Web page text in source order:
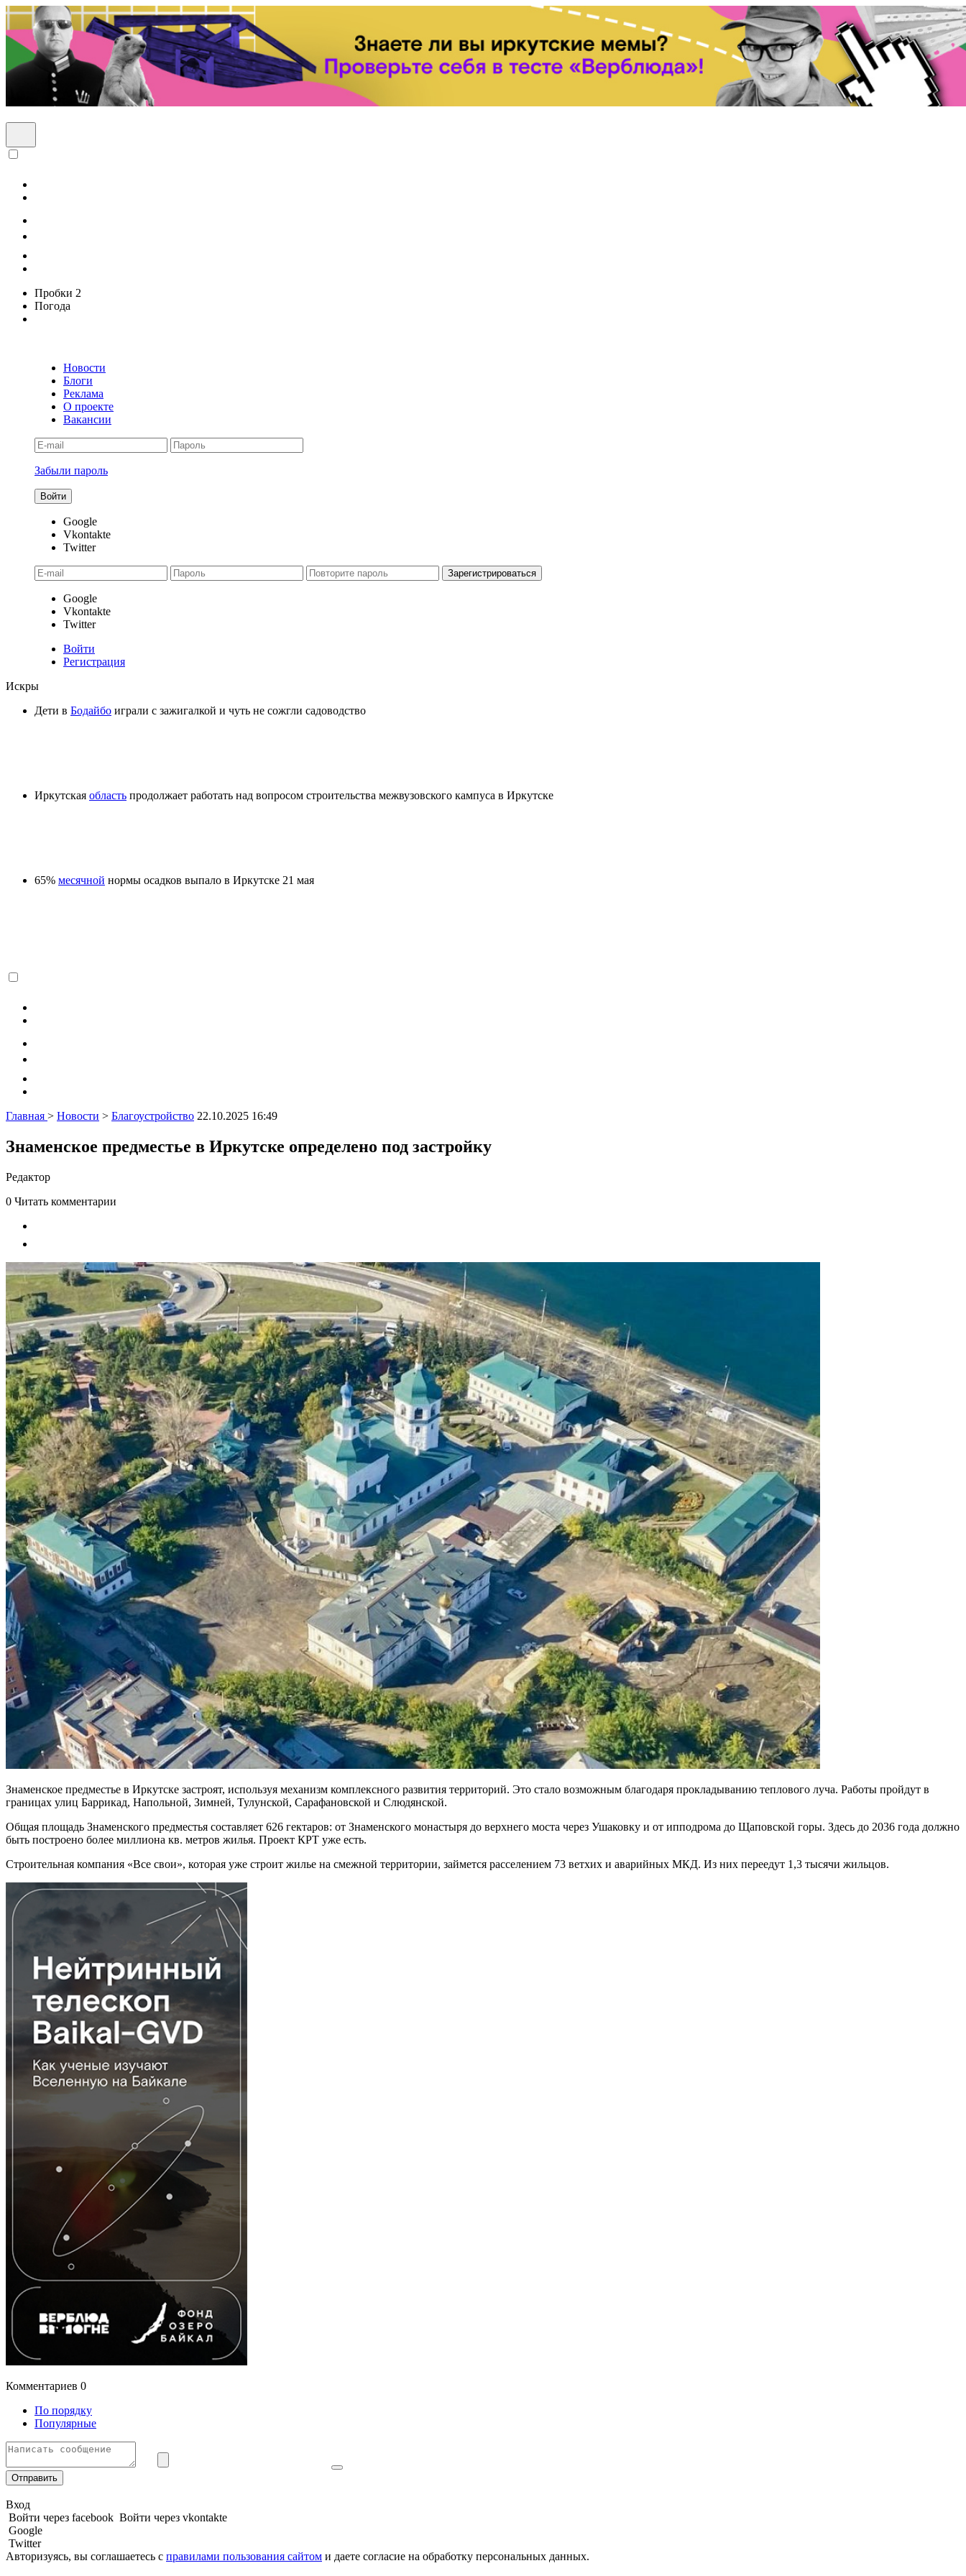
Пробки 2
Погода
Новости
Блоги
Реклама
О проекте
Вакансии
Забыли пароль
Google
Vkontakte
Twitter
Google
Vkontakte
Twitter
Войти
Регистрация
Искры
Дети в Бодайбо играли с зажигалкой и чуть не сожгли садоводство
Иркутская область продолжает работать над вопросом строительства межвузовского кампуса в Иркутске
65% месячной нормы осадков выпало в Иркутске 21 мая
Главная > Новости > Благоустройство 22.10.2025 16:49
Знаменское предместье в Иркутске определено под застройку
Редактор
0 Читать комментарии
Знаменское предместье в Иркутске застроят, используя механизм комплексного развития территорий. Это стало возможным благодаря прокладыванию теплового луча. Работы пройдут в
границах улиц Баррикад, Напольной, Зимней, Тулунской, Сарафановской и Слюдянской.
Общая площадь Знаменского предместья составляет 626 гектаров: от Знаменского монастыря до верхнего моста через Ушаковку и от ипподрома до Щаповской горы. Здесь до 2036 года должно
быть построено более миллиона кв. метров жилья. Проект КРТ уже есть.
Строительная компания «Все свои», которая уже строит жилье на смежной территории, займется расселением 73 ветхих и аварийных МКД. Из них переедут 1,3 тысячи жильцов.
Комментариев 0
По порядку
Популярные
Отправить
Вход
Войти через facebook Войти через vkontakte
Google
Twitter
Авторизуясь, вы соглашаетесь с правилами пользования сайтом и даете согласие на обработку персональных данных.